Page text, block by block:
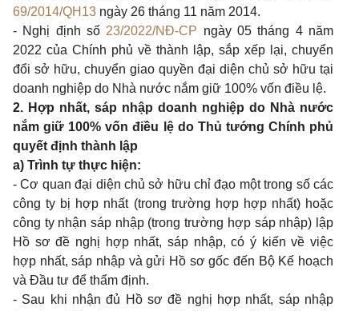
69/2014/QH13 ngày 26 tháng 11 năm 2014.
- Nghị định số 23/2022/NĐ-CP ngày 05 tháng 4 năm
2022 của Chính phủ về thành lập, sắp xếp lại, chuyển
đổi sở hữu, chuyển giao quyền đại diện chủ sở hữu tại
doanh nghiệp do Nhà nước nắm giữ 100% vốn điều lệ.
2. Hợp nhất, sáp nhập doanh nghiệp do Nhà nước
nắm giữ 100% vốn điều lệ do Thủ tướng Chính phủ
quyết định thành lập
a) Trình tự thực hiện:
- Cơ quan đại diện chủ sở hữu chỉ đạo một trong số các
công ty bị hợp nhất (trong trường hợp hợp nhất) hoặc
công ty nhận sáp nhập (trong trường hợp sáp nhập) lập
Hồ sơ đề nghị hợp nhất, sáp nhập, có ý kiến về việc
hợp nhất, sáp nhập và gửi Hồ sơ gốc đến Bộ Kế hoạch
và Đầu tư để thẩm định.
- Sau khi nhận đủ Hồ sơ đề nghị hợp nhất, sáp nhập